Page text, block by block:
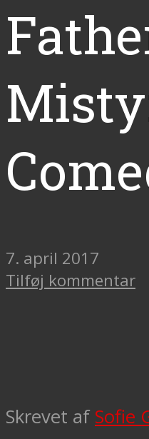
7. april 2017
Tilføj kommentar
Skrevet af Sofie